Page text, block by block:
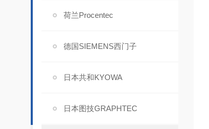
荷兰Procentec
德国SIEMENS西门子
日本共和KYOWA
日本图技GRAPHTEC